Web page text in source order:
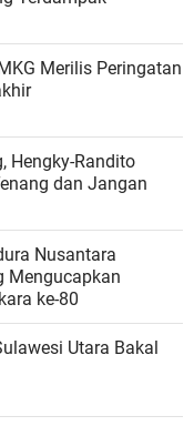
Merilis Peringatan
Hengky-Randito
Jangan
Nusantara
Mengucapkan
ke-80
Utara Bakal